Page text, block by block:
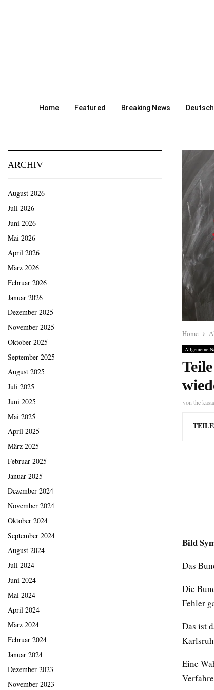
Home Featured Breaking News
Home
Allgemeine
von the
Bild
Das
Die
Fehler
Das ist
Eine
ARCHIV
August 2026
Juli 2026
Juni 2026
Mai 2026
April 2026
März 2026
Februar 2026
Januar 2026
Dezember 2025
November 2025
Oktober 2025
September 2025
August 2025
Juli 2025
Juni 2025
Mai 2025
April 2025
März 2025
Februar 2025
Januar 2025
Dezember 2024
November 2024
Oktober 2024
September 2024
August 2024
Juli 2024
Juni 2024
Mai 2024
April 2024
März 2024
Februar 2024
Januar 2024
Dezember 2023
November 2023